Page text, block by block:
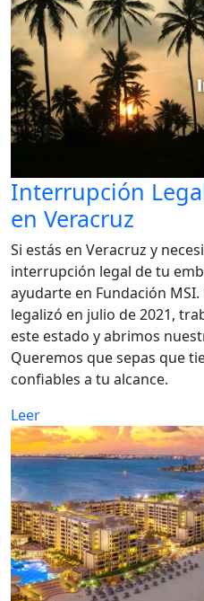
Interrupción
en Veracruz
Si estás en Veracruz y
interrupción legal de tu
ayudarte en Fundación
legalizó en julio de 2021,
este estado y abrimos
Queremos que sepas que
confiables a tu alcance.
Leer